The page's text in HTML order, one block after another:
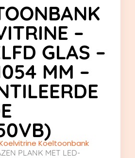
–
GLAS –
MM –
Koeltoonbank
PLANK MET LED-